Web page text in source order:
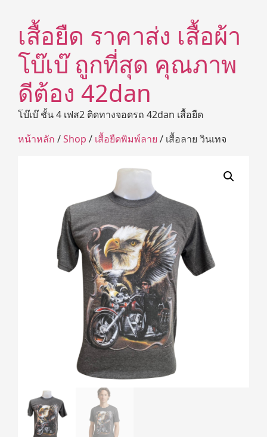
เสื้อยืด ราคาส่ง เสื้อผ้า
โบ๊เบ๊ ถูกที่สุด คุณภาพ
ดีต้อง 42dan
โบ๊เบ๊ ชั้น 4 เฟส2 ติดทางจอดรถ 42dan เสื้อยืด
หน้าหลัก /Shop / เสื้อยืดพิมพ์ลาย / เสื้อลาย วินเทจ